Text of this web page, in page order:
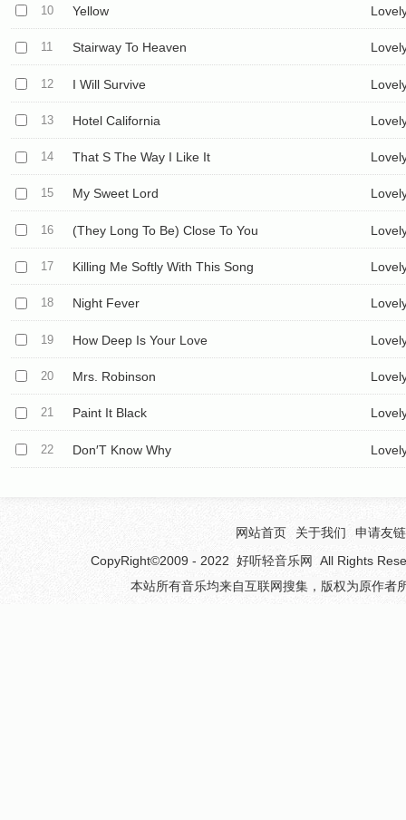
10 Yellow
11 Stairway To Heaven
12 I Will Survive
13 Hotel California
14 That S The Way I Like It
15 My Sweet Lord
16 (They Long To Be) Close To You
17 Killing Me Softly With This Song
18 Night Fever
19 How Deep Is Your Love
20 Mrs. Robinson
21 Paint It Black
22 Don′T Know Why
网站首页 关于我们
申请友链
CopyRight©2009 - 2022 好听轻音乐网
All Rights
本站所有音乐均来自互联网搜集，版权为原作者